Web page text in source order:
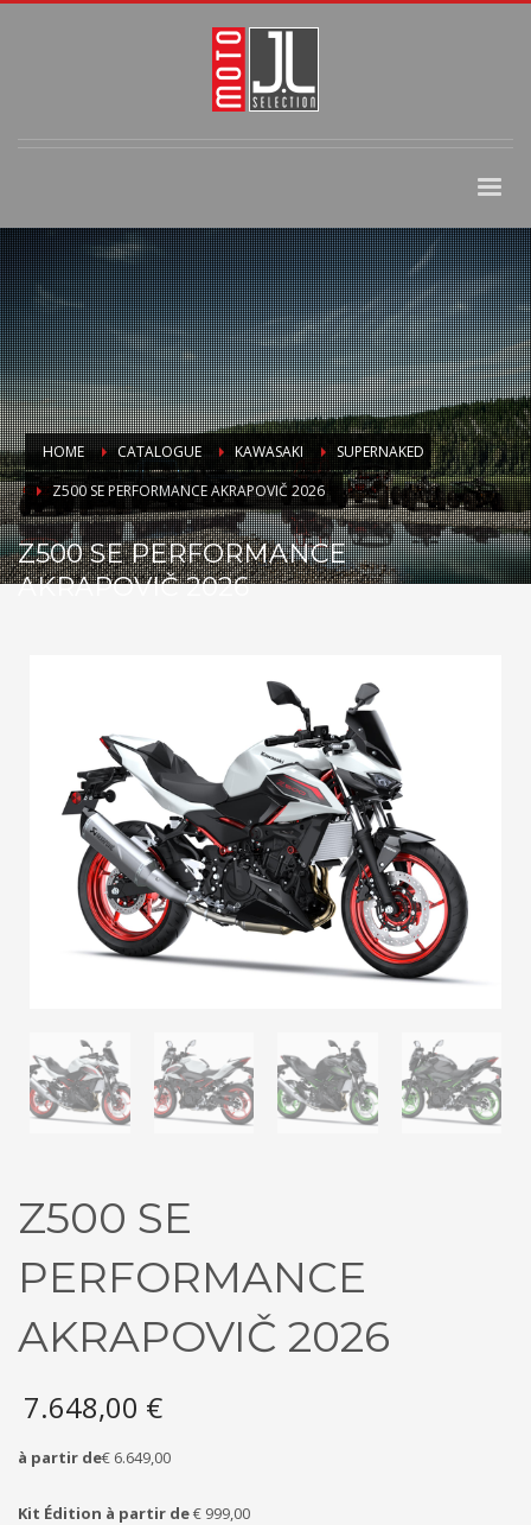
HOME CATALOGUE KAWASAKI
SUPERNAKED
Z500 SE PERFORMANCE AKRAPOVIČ 2026
Z500 SE PERFORMANCE
AKRAPOVIČ 2026
Z500 SE
PERFORMANCE
AKRAPOVIČ 2026
7.648,00 €
à partir de€ 6.649,00
Kit Édition à partir de€ 999,00